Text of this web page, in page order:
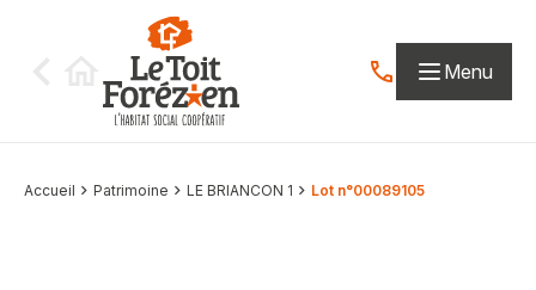
Contactez-nous
Menu
Accueil Patrimoine LE BRIANCON 1 Lot n°00089105